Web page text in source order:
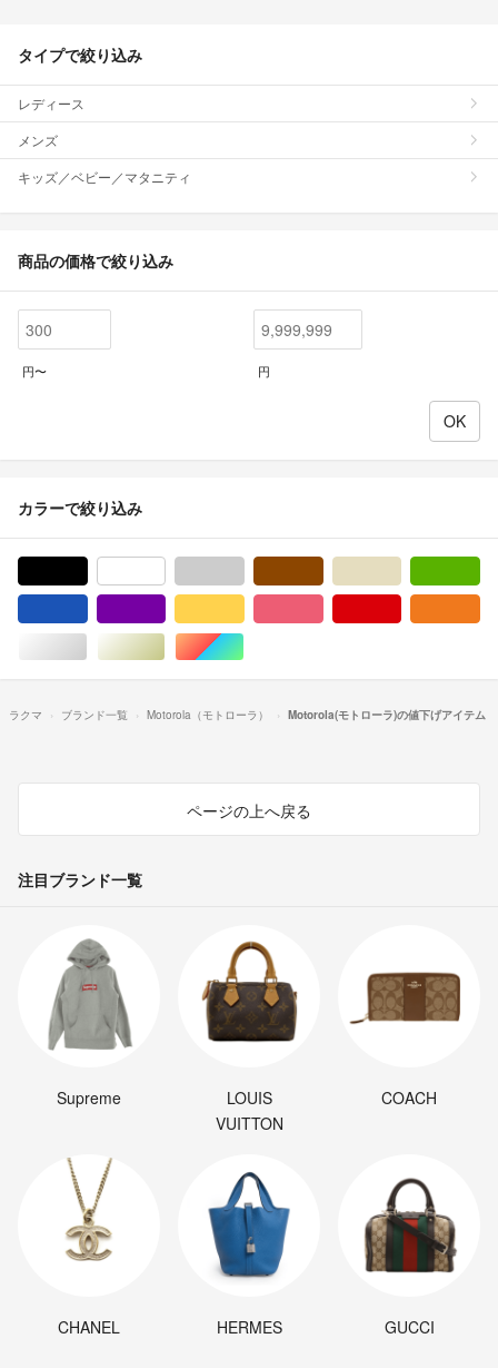
タイプで絞り込み
レディース
メンズ
キッズ／ベビー／マタニティ
商品の価格で絞り込み
円〜 円
カラーで絞り込み
シルバー/銀色系ゴールド/金色系マルチカラー
ラクマ ブランド一覧 Motorola（モトローラ） Motorola(モトローラ)の値下げアイテム
ページの上へ戻る
注目ブランド一覧
Supreme
LOUIS
VUITTON
COACH
CHANEL HERMES GUCCI